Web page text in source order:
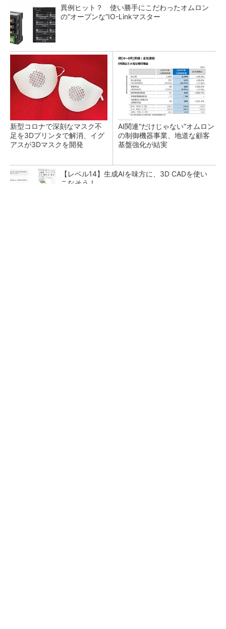
異例ヒット？ 使い勝手にこだわったオムロン
の“オープンな”IO-Linkマスター
新型コロナで深刻なマスク不
足を3Dプリンタで解消、イグ
アスが3Dマスクを開発
AI関連“だけじゃない”オムロン
の制御機器事業、地道な顧客
基盤強化が結実
【レベル14】生成AIを味方に、3D CADを使い
こなそう！